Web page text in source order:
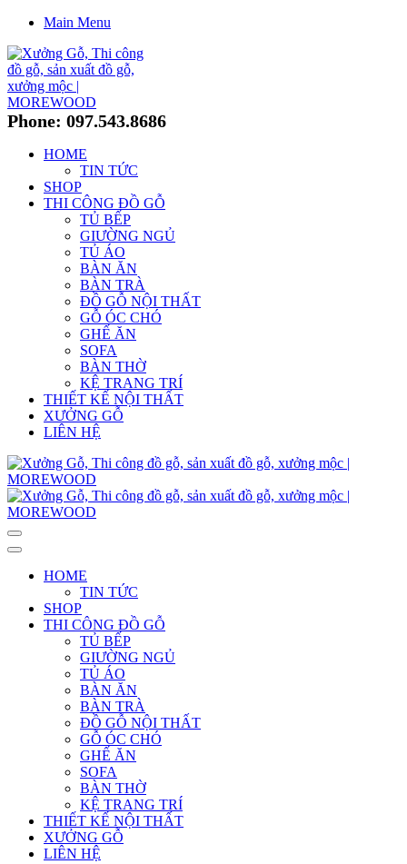
Main Menu
Phone: 097.543.8686
HOME
TIN TỨC
SHOP
THI CÔNG ĐỒ GỖ
TỦ BẾP
GIƯỜNG NGỦ
TỦ ÁO
BÀN ĂN
BÀN TRÀ
ĐỒ GỖ NỘI THẤT
GỖ ÓC CHÓ
GHẾ ĂN
SOFA
BÀN THỜ
KỆ TRANG TRÍ
THIẾT KẾ NỘI THẤT
XƯỞNG GỖ
LIÊN HỆ
HOME
TIN TỨC
SHOP
THI CÔNG ĐỒ GỖ
TỦ BẾP
GIƯỜNG NGỦ
TỦ ÁO
BÀN ĂN
BÀN TRÀ
ĐỒ GỖ NỘI THẤT
GỖ ÓC CHÓ
GHẾ ĂN
SOFA
BÀN THỜ
KỆ TRANG TRÍ
THIẾT KẾ NỘI THẤT
XƯỞNG GỖ
LIÊN HỆ